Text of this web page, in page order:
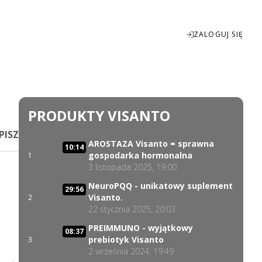
ZALOGUJ SIĘ
Enter
fullscreenPRODUKTY VISANTO
1
10:14 AROSTAZA Visanto = sprawna
gospodarka hormonalna
3 listopada 2025, 19:00
2
29:56 NeuroPQQ - unikatowy suplement
Visanto.
22 stycznia 2025, 20:03
3
08:37 PREIMMUNO - wyjątkowy
prebiotyk Visanto
2 września 2024, 19:49